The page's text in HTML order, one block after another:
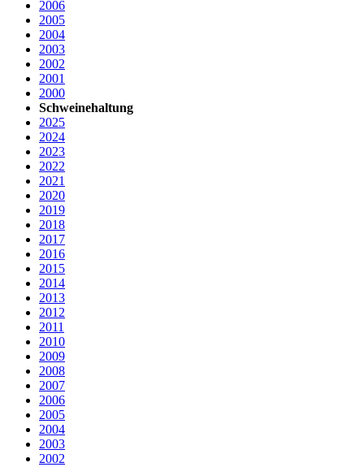
2006
2005
2004
2003
2002
2001
2000
Schweinehaltung
2025
2024
2023
2022
2021
2020
2019
2018
2017
2016
2015
2014
2013
2012
2011
2010
2009
2008
2007
2006
2005
2004
2003
2002